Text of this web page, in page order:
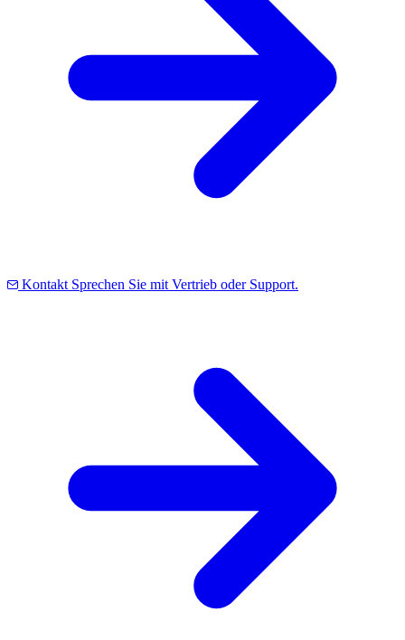
Kontakt Sprechen Sie mit Vertrieb oder Support.